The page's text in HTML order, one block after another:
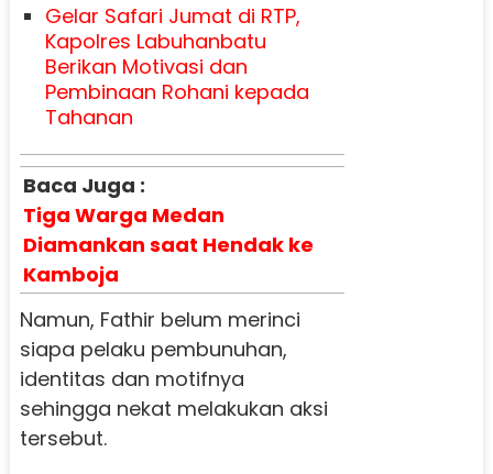
Gelar Safari Jumat di RTP,
Kapolres Labuhanbatu
Berikan Motivasi dan
Pembinaan Rohani kepada
Tahanan
Baca Juga :
Tiga Warga Medan
Diamankan saat Hendak ke
Kamboja
Namun, Fathir belum merinci
siapa pelaku pembunuhan,
identitas dan motifnya
sehingga nekat melakukan aksi
tersebut.